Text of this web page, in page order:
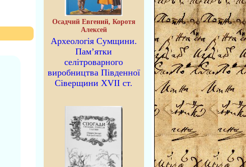
Осадчий Евгений, Коротя
Алексей
Археологія Сумщини.
Пам’ятки
селітроварного
виробництва Південної
Сіверщини XVII ст.